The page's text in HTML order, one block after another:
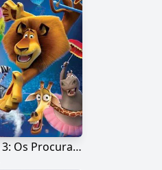
Madagascar 3: Os Procurados